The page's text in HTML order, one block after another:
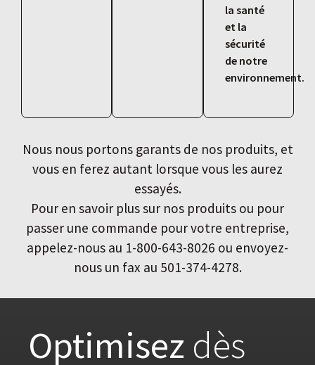
la santé
et la
sécurité
de notre
environnement.
Nous nous portons garants de nos produits, et
vous en ferez autant lorsque vous les aurez
essayés.
Pour en savoir plus sur nos produits ou pour
passer une commande pour votre entreprise,
appelez-nous au 1-800-643-8026 ou envoyez-
nous un fax au 501-374-4278.
Optimisez dès